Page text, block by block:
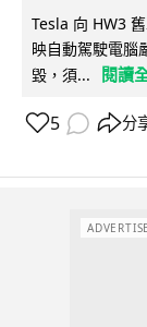
Tesla 向 HW3
映自動駕駛電腦
毀，須...
閱讀
5 分